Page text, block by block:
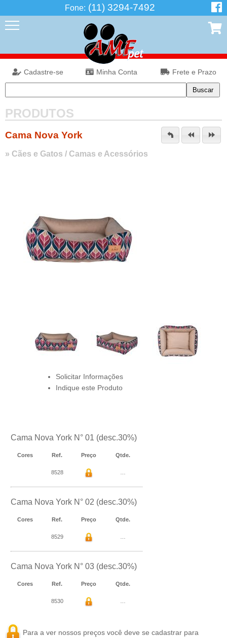
Fone: (11) 3294-7492
Cadastre-se Minha Conta Frete e Prazo
PRODUTOS
Cama Nova York
» Cães e Gatos / Camas e Acessórios
Solicitar Informações
Indique este Produto
Cama Nova York N° 01 (desc.30%)
Cores Ref. Preço Qtde.
8528
Cama Nova York N° 02 (desc.30%)
Cores Ref. Preço Qtde.
8529
Cama Nova York N° 03 (desc.30%)
Cores Ref. Preço Qtde.
8530
Para a ver nossos preços você deve se cadastrar para